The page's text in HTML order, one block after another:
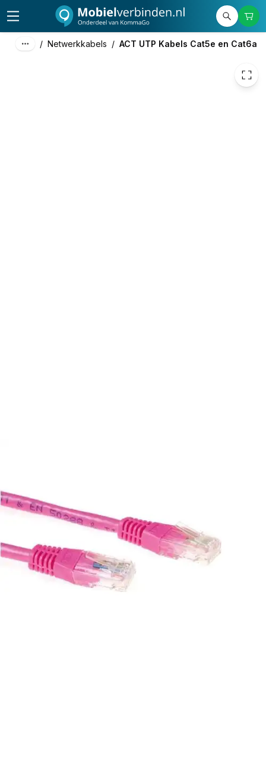
/ Netwerkkabels / ACT UTP Kabels Cat5e en Cat6a
€ 1,15